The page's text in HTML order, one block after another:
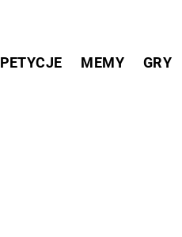
PETYCJE MEMY GRY